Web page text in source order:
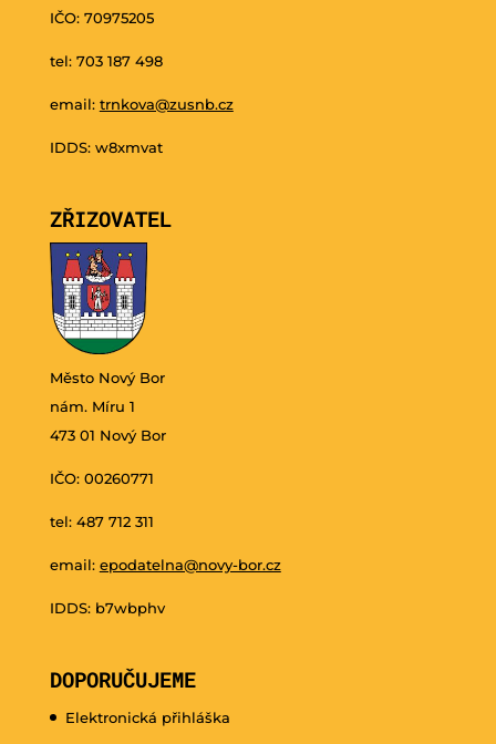
IČO: 70975205
tel: 703 187 498
email: trnkova@zusnb.cz
IDDS: w8xmvat
ZŘIZOVATEL
Město Nový Bor
nám. Míru 1
473 01 Nový Bor
IČO: 00260771
tel: 487 712 311
email: epodatelna@novy-bor.cz
IDDS: b7wbphv
DOPORUČUJEME
Elektronická přihláška